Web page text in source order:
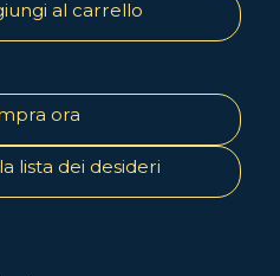
al carrello
ora
lista dei desideri